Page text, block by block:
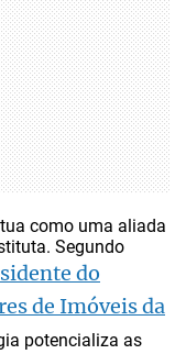
como uma aliada
Segundo
do
de Imóveis da
potencializa as